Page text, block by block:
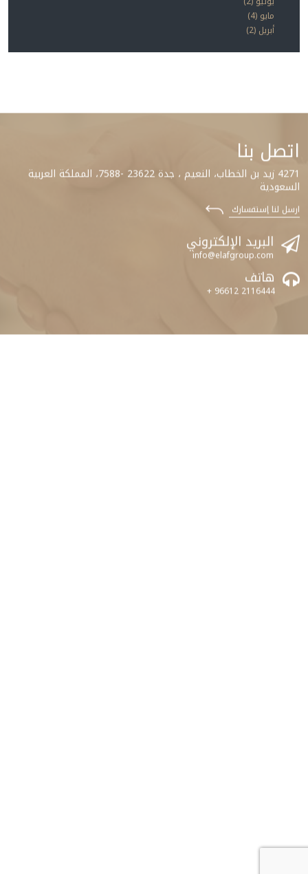
مايو (4)
أبريل (2)
اتصل بنا
4271 زيد بن الخطاب، النعيم ، جدة 23622 -7588، المملكة العربية
السعودية
ارسل لنا إستفسارك
البريد الإلكتروني
info@elafgroup.com
هاتف
+ 96612 2116444